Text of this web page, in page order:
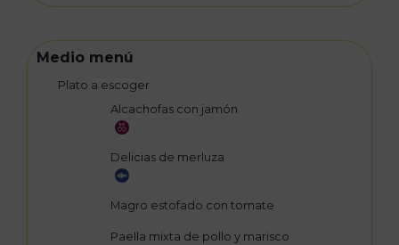
Medio menú
Plato a escoger
Alcachofas con jamón
Delicias de merluza
Magro estofado con tomate
Paella mixta de pollo y marisco